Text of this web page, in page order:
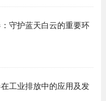
守护蓝天白云的重要环
工业排放中的应用及发